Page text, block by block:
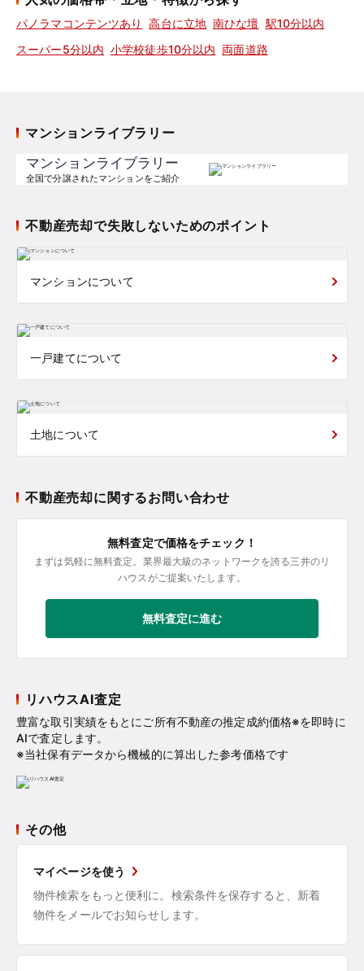
パノラマコンテンツあり 高台に立地 南ひな壇 駅10分以内
スーパー5分以内 小学校徒歩10分以内 両面道路
マンションライブラリー
マンションライブラリー
全国で分譲されたマンションをご紹介
不動産売却で失敗しないためのポイント
マンションについて
一戸建てについて
土地について
不動産売却に関するお問い合わせ
無料査定で価格をチェック！
まずは気軽に無料査定。業界最大級のネットワークを誇る三井のリ
ハウスがご提案いたします。
無料査定に進む
リハウスAI査定
豊富な取引実績をもとにご所有不動産の推定成約価格※を即時に
AIで査定します。
※当社保有データから機械的に算出した参考価格です
その他
マイページを使う
物件検索をもっと便利に。検索条件を保存すると、新着
物件をメールでお知らせします。